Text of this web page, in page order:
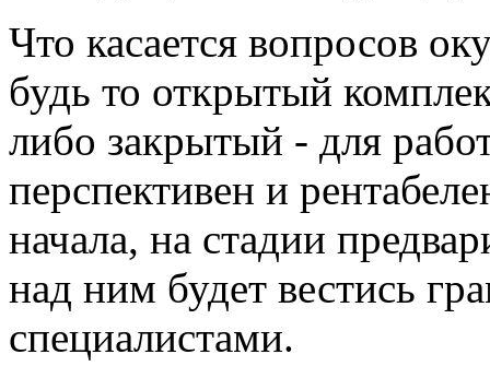
Что касается вопросов
будь то открытый
либо закрытый - для
перспективен и
начала, на стадии
над ним будет вестись
специалистами.